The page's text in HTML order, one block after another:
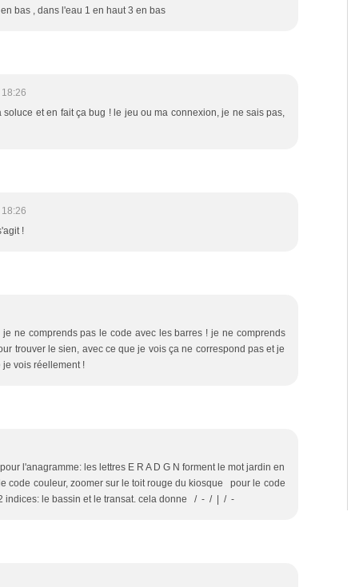
bas , dans l'eau 1 en haut 3 en bas
et en fait ça bug ! le jeu ou ma connexion, je ne sais pas,
!
je ne comprends pas le code avec les barres ! je ne comprends
trouver le sien, avec ce que je vois ça ne correspond pas et je
vois réellement !
l'anagramme: les lettres E R A D G N forment le mot jardin en
code couleur, zoomer sur le toit rouge du kiosque pour le code
indices: le bassin et le transat. cela donne / - / | / -